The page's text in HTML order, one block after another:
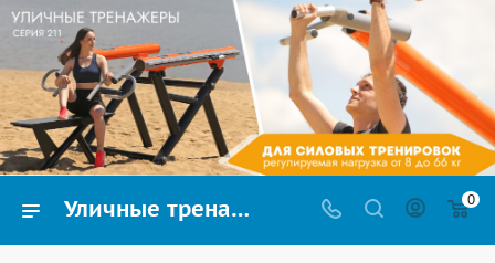
Уличные тренажеры купить в Ставрополе: каталог с ценами, новые модели 0